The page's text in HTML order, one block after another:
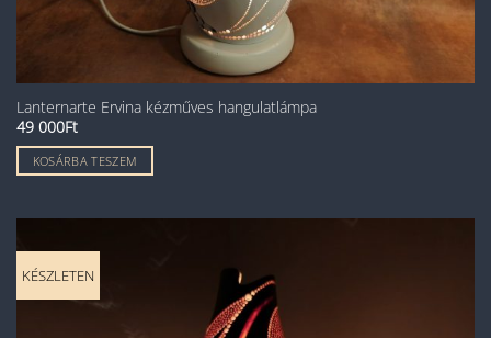
Lanternarte Ervina kézműves hangulatlámpa
49 000Ft
KOSÁRBA TESZEM
KÉSZLETEN